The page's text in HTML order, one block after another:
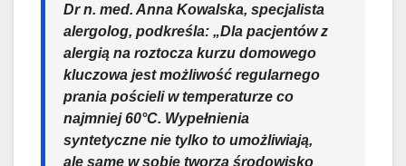
Dr n. med. Anna Kowalska, specjalista
alergolog, podkreśla: „Dla pacjentów z
alergią na roztocza kurzu domowego
kluczowa jest możliwość regularnego
prania pościeli w temperaturze co
najmniej 60°C. Wypełnienia
syntetyczne nie tylko to umożliwiają,
ale same w sobie tworzą środowisko